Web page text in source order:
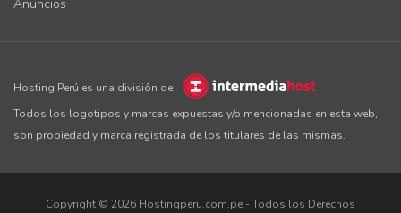
Anuncios
Hosting Perú es una división de
Todos los logotipos y marcas expuestas y/o mencionadas en esta web,
son propiedad y marca registrada de los titulares de las mismas.
Copyright © 2026 Hostingperu.com.pe - Todos los Derechos